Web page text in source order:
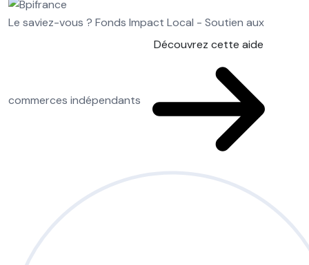
Le saviez-vous ? Fonds Impact Local - Soutien aux
commerces indépendants
Découvrez cette aide